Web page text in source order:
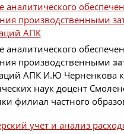
аналитического
производственными
АПК
аналитического
производственными
АПК И.Ю Черненкова
наук доцент
филиал частного
учет и анализ